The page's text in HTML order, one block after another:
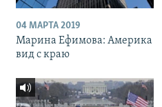
04 МАРТА 2019
Марина Ефимова: Америка
вид с краю